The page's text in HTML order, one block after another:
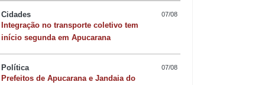
administrativos. Em entrevista, o
com planejamento e
Cidades 07/08
Integração no transporte coletivo tem
início segunda em Apucarana
Política 07/08
Prefeitos de Apucarana e Jandaia do